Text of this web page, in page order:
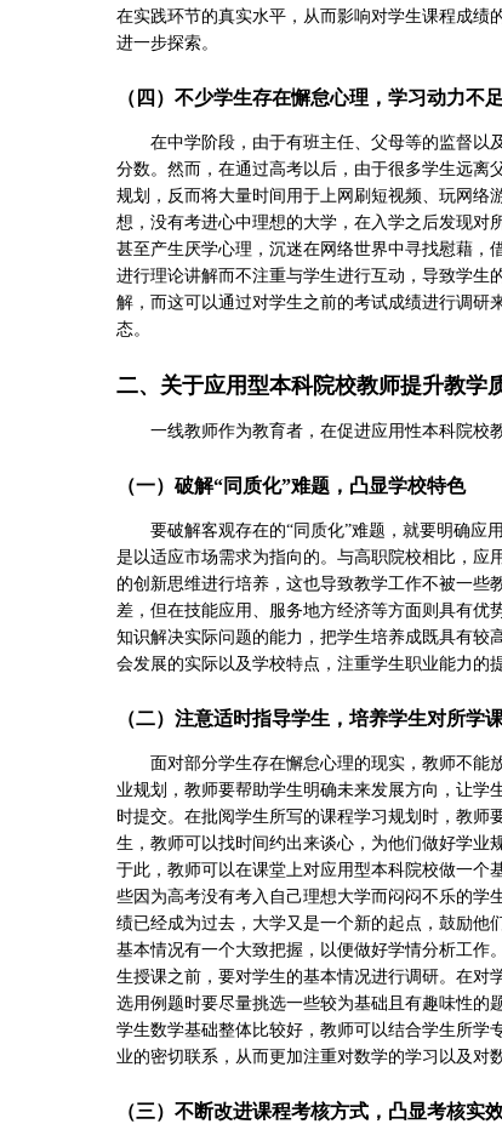
在实践环节的真实水平，从而影响对学生课程成绩
进一步探索。
（四）不少学生存在懈怠心理，学习动力不足
在中学阶段，由于有班主任、父母等的监督以
分数。然而，在通过高考以后，由于很多学生远离
规划，反而将大量时间用于上网刷短视频、玩网络
想，没有考进心中理想的大学，在入学之后发现对
甚至产生厌学心理，沉迷在网络世界中寻找慰藉，
进行理论讲解而不注重与学生进行互动，导致学生
解，而这可以通过对学生之前的考试成绩进行调研
态。
二、关于应用型本科院校教师提升教学
一线教师作为教育者，在促进应用性本科院校
（一）破解“同质化”难题，凸显学校特色
要破解客观存在的“同质化”难题，就要明确应
是以适应市场需求为指向的。与高职院校相比，应
的创新思维进行培养，这也导致教学工作不被一
差，但在技能应用、服务地方经济等方面则具有
知识解决实际问题的能力，把学生培养成既具有较
会发展的实际以及学校特点，注重学生职业能力的
（二）注意适时指导学生，培养学生对所学
面对部分学生存在懈怠心理的现实，教师不能
业规划，教师要帮助学生明确未来发展方向，让
时提交。在批阅学生所写的课程学习规划时，教
生，教师可以找时间约出来谈心，为他们做好学业
于此，教师可以在课堂上对应用型本科院校做一个
些因为高考没有考入自己理想大学而闷闷不乐的学
绩已经成为过去，大学又是一个新的起点，鼓励他
基本情况有一个大致把握，以便做好学情分析工作
生授课之前，要对学生的基本情况进行调研。在对
选用例题时要尽量挑选一些较为基础且有趣味性的
学生数学基础整体比较好，教师可以结合学生所学
业的密切联系，从而更加注重对数学的学习以及对
（三）不断改进课程考核方式，凸显考核实